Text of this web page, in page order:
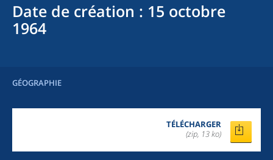
Date de création : 15 octobre
1964
GÉOGRAPHIE
TÉLÉCHARGER
(zip, 13 ko)